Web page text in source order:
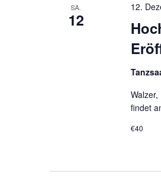
SA.
12
12.
findet
€40